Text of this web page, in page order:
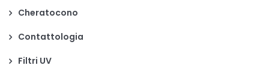
Cheratocono
Contattologia
Filtri UV